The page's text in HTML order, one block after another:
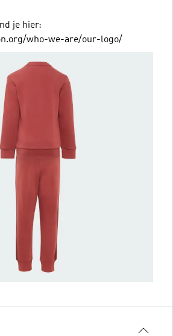
je hier:
who-we-are/our-logo/